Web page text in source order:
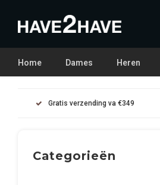
Home Dames Heren
Gratis verzending va €349
Categorieën